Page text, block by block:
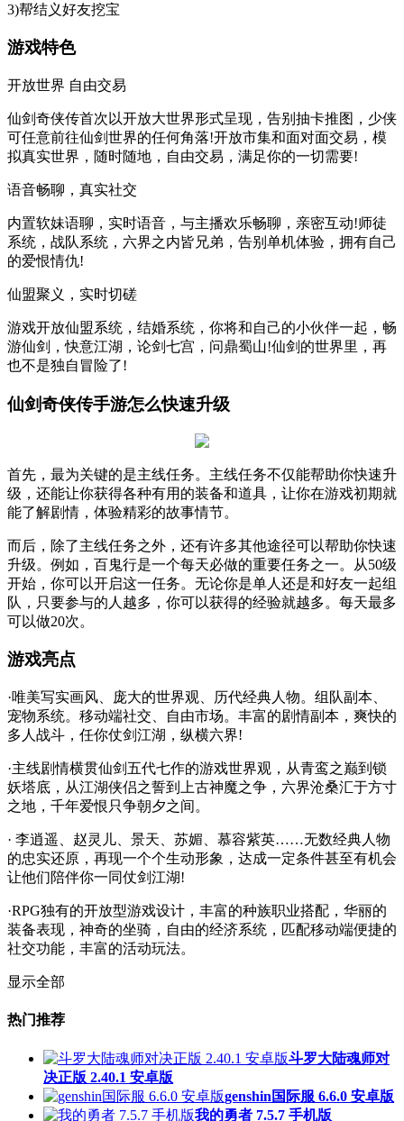
3)帮结义好友挖宝
游戏特色
开放世界 自由交易
仙剑奇侠传首次以开放大世界形式呈现，告别抽卡推图，少侠
可任意前往仙剑世界的任何角落!开放市集和面对面交易，模
拟真实世界，随时随地，自由交易，满足你的一切需要!
语音畅聊，真实社交
内置软妹语聊，实时语音，与主播欢乐畅聊，亲密互动!师徒
系统，战队系统，六界之内皆兄弟，告别单机体验，拥有自己
的爱恨情仇!
仙盟聚义，实时切磋
游戏开放仙盟系统，结婚系统，你将和自己的小伙伴一起，畅
游仙剑，快意江湖，论剑七宫，问鼎蜀山!仙剑的世界里，再
也不是独自冒险了!
仙剑奇侠传手游怎么快速升级
首先，最为关键的是主线任务。主线任务不仅能帮助你快速升
级，还能让你获得各种有用的装备和道具，让你在游戏初期就
能了解剧情，体验精彩的故事情节。
而后，除了主线任务之外，还有许多其他途径可以帮助你快速
升级。例如，百鬼行是一个每天必做的重要任务之一。从50级
开始，你可以开启这一任务。无论你是单人还是和好友一起组
队，只要参与的人越多，你可以获得的经验就越多。每天最多
可以做20次。
游戏亮点
·唯美写实画风、庞大的世界观、历代经典人物。组队副本、
宠物系统。移动端社交、自由市场。丰富的剧情副本，爽快的
多人战斗，任你仗剑江湖，纵横六界!
·主线剧情横贯仙剑五代七作的游戏世界观，从青鸾之巅到锁
妖塔底，从江湖侠侣之誓到上古神魔之争，六界沧桑汇于方寸
之地，千年爱恨只争朝夕之间。
· 李逍遥、赵灵儿、景天、苏媚、慕容紫英……无数经典人物
的忠实还原，再现一个个生动形象，达成一定条件甚至有机会
让他们陪伴你一同仗剑江湖!
·RPG独有的开放型游戏设计，丰富的种族职业搭配，华丽的
装备表现，神奇的坐骑，自由的经济系统，匹配移动端便捷的
社交功能，丰富的活动玩法。
显示全部
热门推荐
斗罗大陆魂师对
决正版 2.40.1 安卓版
genshin国际服 6.6.0 安卓版
我的勇者 7.5.7 手机版